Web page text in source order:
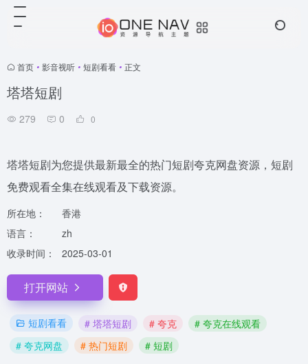
首页 • 影音视听 • 短剧看看 • 正文
塔塔短剧
279 0 0
塔塔短剧为您提供最新最全的热门短剧夸克网盘资源，短剧
免费观看全集在线观看及下载资源。
所在地：
香港
语言：
zh
收录时间：
2025-03-01
打开网站
短剧看看 # 塔塔短剧 # 夸克
# 夸克在线观看
# 夸克网盘
# 热门短剧 # 短剧